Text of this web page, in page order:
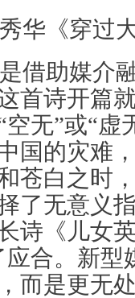
《穿过
借助媒介
首诗开篇
空无”或“
国的灾难
苍白之时
了无意义
诗《儿女
应合。新
而是更无